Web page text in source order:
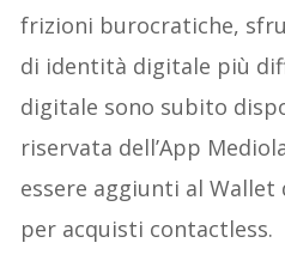
frizioni burocratiche,
di identità digitale più
digitale sono subito
riservata dell’App
essere aggiunti al
per acquisti contactless.